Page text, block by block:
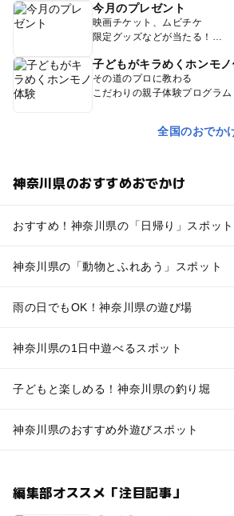
今月のプレゼント
映画チケット、ムビチケ
限定グッズなどが当たる！
子どもがキラめくホンモノ
その道のプロに教わる
こだわりの親子体験プログラム
全国のおでか
神奈川県のおすすめおでかけ
おすすめ！神奈川県の「日帰り」スポット
神奈川県の「動物とふれあう」スポット
雨の日でもOK！神奈川県の遊び場
神奈川県の1日中遊べるスポット
子どもと楽しめる！神奈川県の釣り堀
神奈川県のおすすめ外遊びスポット
編集部オススメ「注目記事」